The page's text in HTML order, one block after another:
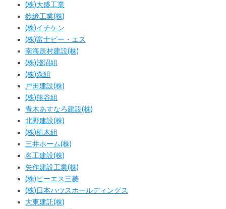
(株)大盛工業
鈴縫工業(株)
(株)イチケン
(株)富士ピー・エス
南海辰村建設(株)
(株)淺沼組
(株)森組
戸田建設(株)
(株)熊谷組
青木あすなろ建設(株)
北野建設(株)
(株)植木組
三井ホーム(株)
名工建設(株)
矢作建設工業(株)
(株)ピーエス三菱
(株)日本ハウスホールディングス
大東建託(株)